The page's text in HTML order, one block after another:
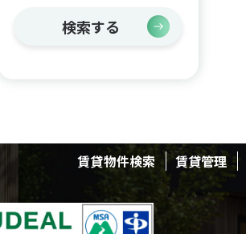
検索する
賃貸物件検索 賃貸管理